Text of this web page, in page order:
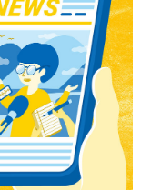
保局長戴文堅表
估約需50個消波塊
河川局協調支援。